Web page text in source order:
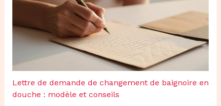
Lettre de demande de changement de baignoire en
douche : modèle et conseils